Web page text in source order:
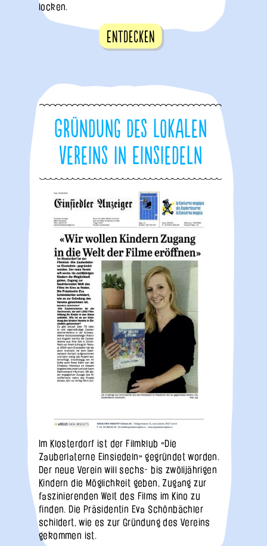
locken.
Entdecken
Gründung des lokalen
Vereins In Einsiedeln
Im Klosterdorf ist der Filmklub «Die
Zauberlaterne Einsiedeln» gegründet worden.
Der neue Verein will sechs- bis zwölijährigen
Kindern die Möglichkeit geben, Zugang zur
faszinierenden Welt des Films im Kino zu
finden. Die Präsidentin Eva Schönbächler
schildert, wie es zur Gründung des Vereins
gekommen ist.